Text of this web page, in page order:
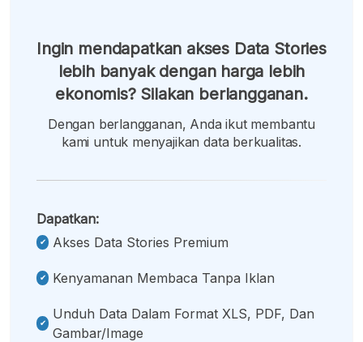
Ingin mendapatkan akses Data Stories
lebih banyak dengan harga lebih
ekonomis? Silakan berlangganan.
Dengan berlangganan, Anda ikut membantu
kami untuk menyajikan data berkualitas.
Dapatkan:
Akses Data Stories Premium
Kenyamanan Membaca Tanpa Iklan
Unduh Data Dalam Format XLS, PDF, Dan
Gambar/image